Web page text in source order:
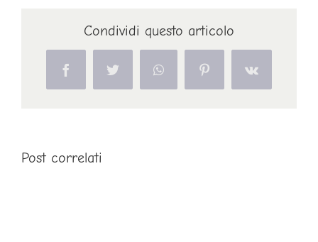
Condividi questo articolo
FacebookTwitter WhatsAppPinterestVk
Post correlati